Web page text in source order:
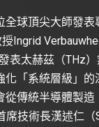
全球頂尖大師發
Ingrid
表太赫茲（THz
化「系統層級」
從傳統半導體製
席技術長漢述仁